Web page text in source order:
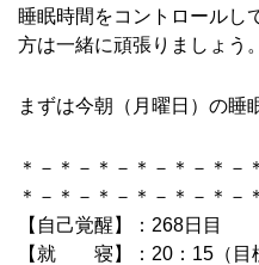
睡眠時間をコントロールし
方は一緒に頑張りましょう。
まずは今朝（月曜日）の睡
＊－＊－＊－＊－＊－＊－
＊－＊－＊－＊－＊－＊－
【自己覚醒】：268日目
【就 寝】：20：15（目